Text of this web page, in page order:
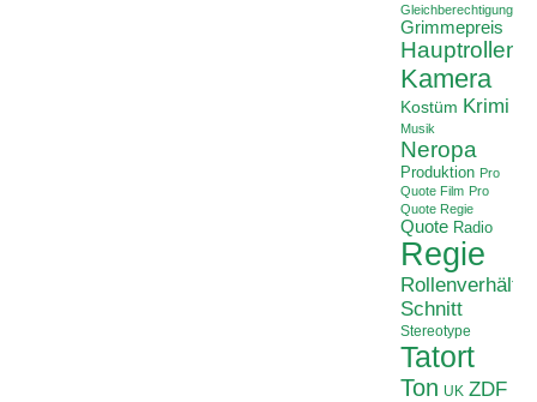
Gleichberechtigung
Grimmepreis
Hauptrollen
Kamera
Kostüm Krimi
Musik
Neropa
Produktion Pro
Quote Film Pro
Quote Regie
Quote Radio
Regie
Schnitt
Stereotype
Tatort
Ton UK ZDF